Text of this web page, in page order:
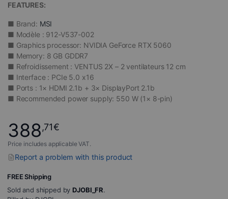
FEATURES:
■ Brand: MSI
■ Modèle : 912-V537-002
■ Graphics processor: NVIDIA GeForce RTX 5060
■ Memory: 8 GB GDDR7
■ Refroidissement : VENTUS 2X – 2 ventilateurs 12 cm
■ Interface : PCIe 5.0 x16
■ Ports : 1× HDMI 2.1b + 3× DisplayPort 2.1b
■ Recommended power supply: 550 W (1× 8-pin)
388,71€
Price includes applicable VAT.
Report a problem with this product
FREE Shipping
Sold and shipped byDJOBI_FR.